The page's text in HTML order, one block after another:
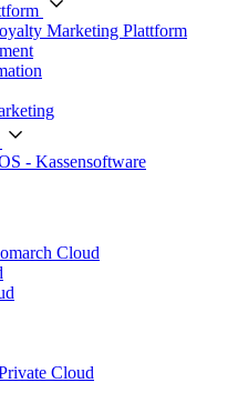
Marketing Plattform
- Kassensoftware
Cloud
Cloud